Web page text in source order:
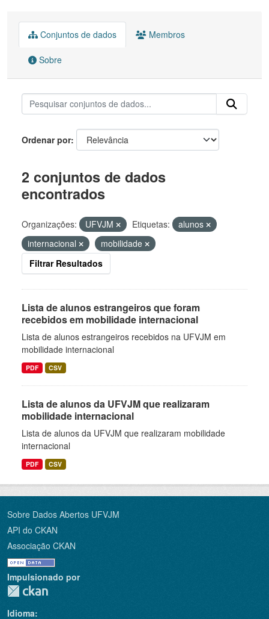
Conjuntos de dados Membros
Sobre
Ordenar por
2 conjuntos de dados
encontrados
Organizações: UFVJM Etiquetas:
alunos
internacional
mobilidade
Filtrar Resultados
Lista de alunos estrangeiros que foram
recebidos em mobilidade internacional
Lista de alunos estrangeiros recebidos na UFVJM em
mobilidade internacional
PDF CSV
Lista de alunos da UFVJM que realizaram
mobilidade internacional
Lista de alunos da UFVJM que realizaram mobilidade
internacional
PDF CSV
Sobre Dados Abertos UFVJM
API do CKAN
Associação CKAN
Impulsionado por
Idioma